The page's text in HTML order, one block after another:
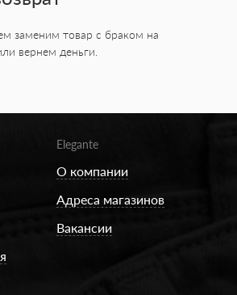
заменим товар с браком на
вернем деньги.
Elegante
О компании
Адреса магазинов
Вакансии